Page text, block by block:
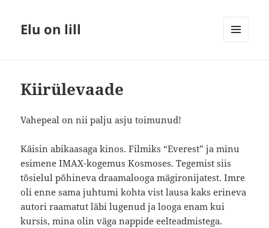
Elu on lill
Kiirülevaade
Vahepeal on nii palju asju toimunud!
Käisin abikaasaga kinos. Filmiks “Everest” ja minu
esimene IMAX-kogemus Kosmoses. Tegemist siis
tõsielul põhineva draamalooga mägironijatest. Imre
oli enne sama juhtumi kohta vist lausa kaks erineva
autori raamatut läbi lugenud ja looga enam kui
kursis, mina olin väga nappide eelteadmistega.